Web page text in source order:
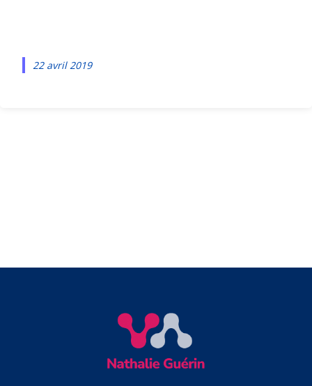
22 avril 2019